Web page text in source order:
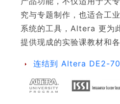
究与专题制作，也适合工
系统的工具，Altera 更为
提供现成的实验课教材和各
连结到 Altera DE2-